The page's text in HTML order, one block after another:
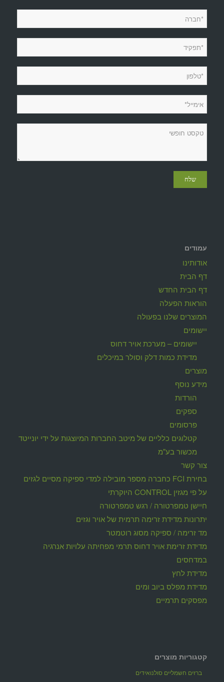
עמודים
אודותינו
דף הבית
דף הבית החדש
הוראות הפעלה
המוצרים שלנו בפעולה
יישומים
יישומים – מערכת אויר דחוס
מדידת כמות דלק וסולר במיכלים
מוצרים
מידע נוסף
הורדות
ספקים
פרסומים
קטלוגים כלליים של מיטב החברות המיוצגות על ידי יונייטד
מכשור בע"מ
צור קשר
בחירת FCI כחברה מספר מובילה למדי ספיקה מסיים לגזים
על פי מגזין CONTROL היוקרתי
חיישן טמפרטורה / רגש טמפרטורה
יתרונות מדידת זרימה תרמית של אויר וגזים
מד זרימה / ספיקה מסוג רוטמטר
מדידת זרימת אויר דחוס תרמי מפחיתה עלויות אנרגיה
במדחסים
מדידת לחץ
מדידת מפלס ביוב ומים
מפסקים תרמיים
קטגוריות מוצרים
ברזים חשמליים סולנואידים